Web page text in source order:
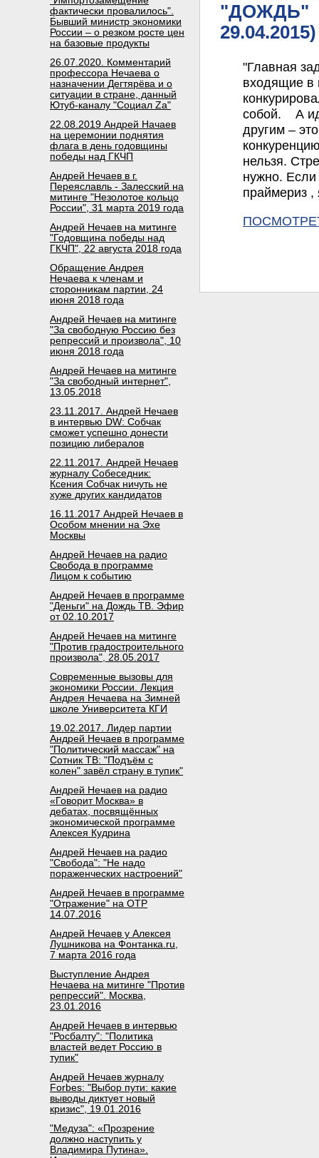
"ДОЖДЬ"
29.04.2015)
"Главная
входящие в
собой. А
другим –
нельзя.
нужно. Если
праймериз ,
фактически провалилось".
Бывший министр экономики
России – о резком росте цен
на базовые продукты
26.07.2020. Комментарий
профессора Нечаева о
назначении Дегтярёва и о
ситуации в стране, данный
Ютуб-каналу "Социал Za"
22.08.2019 Андрей Начаев
на церемонии поднятия
флага в день годовщины
победы над ГКЧП
Андрей Нечаев в г.
Переяславль - Залесский на
митинге "Незолотое кольцо
России", 31 марта 2019 года
Андрей Нечаев на митинге
"Годовщина победы над
ГКЧП", 22 августа 2018 года
Обращение Андрея
Нечаева к членам и
сторонникам партии, 24
июня 2018 года
Андрей Нечаев на митинге
"За свободную Россию без
репрессий и произвола", 10
июня 2018 года
Андрей Нечаев на митинге
"За свободный интернет",
13.05.2018
23.11.2017. Андрей Нечаев
в интервью DW: Собчак
сможет успешно донести
позицию либералов
22.11.2017. Андрей Нечаев
журналу Собеседник:
Ксения Собчак ничуть не
хуже других кандидатов
16.11.2017 Андрей Нечаев в
Особом мнении на Эхе
Москвы
Андрей Нечаев на радио
Свобода в программе
Лицом к событию
Андрей Нечаев в программе
"Деньги" на Дождь ТВ. Эфир
от 02.10.2017
Андрей Нечаев на митинге
"Против градостроительного
произвола", 28.05.2017
Современные вызовы для
экономики России. Лекция
Андрея Нечаева на Зимней
школе Университета КГИ
19.02.2017. Лидер партии
Андрей Нечаев в программе
"Политический массаж" на
Сотник ТВ: "Подъём с
колен" завёл страну в тупик"
Андрей Нечаев на радио
«Говорит Москва» в
дебатах, посвящённых
экономической программе
Алексея Кудрина
Андрей Нечаев на радио
"Свобода": "Не надо
пораженческих настроений"
Андрей Нечаев в программе
"Отражение" на ОТР
14.07.2016
Андрей Нечаев у Алексея
Лушникова на Фонтанка.ru,
7 марта 2016 года
Выступление Андрея
Нечаева на митинге "Против
репрессий". Москва,
23.01.2016
Андрей Нечаев в интервью
"Росбалту": "Политика
властей ведет Россию в
тупик"
Андрей Нечаев журналу
Forbes: "Выбор пути: какие
выводы диктует новый
кризис", 19.01.2016
"Медуза": «Прозрение
должно наступить у
Владимира Путина».